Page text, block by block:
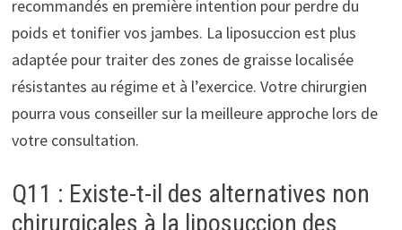
recommandés en première intention pour perdre du
poids et tonifier vos jambes. La liposuccion est plus
adaptée pour traiter des zones de graisse localisée
résistantes au régime et à l’exercice. Votre chirurgien
pourra vous conseiller sur la meilleure approche lors de
votre consultation.
Q11 : Existe-t-il des alternatives non
chirurgicales à la liposuccion des